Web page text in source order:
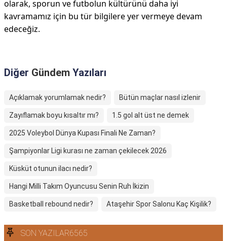
olarak, sporun ve futbolun kültürünü daha iyi
kavramamız için bu tür bilgilere yer vermeye devam
edeceğiz.
Diğer Gündem Yazıları
Açıklamak yorumlamak nedir? Bütün maçlar nasıl izlenir
Zayıflamak boyu kısaltır mı? 1.5 gol alt üst ne demek
2025 Voleybol Dünya Kupası Finali Ne Zaman?
Şampiyonlar Ligi kurası ne zaman çekilecek 2026
Küsküt otunun ilacı nedir?
Hangi Milli Takım Oyuncusu Senin Ruh İkizin
Basketball rebound nedir? Ataşehir Spor Salonu Kaç Kişilik?
SON YAZILAR6565